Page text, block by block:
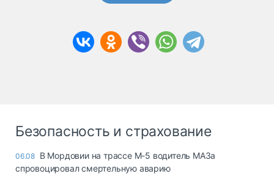
Безопасность и страхование
06.08 В Мордовии на трассе М-5 водитель МАЗа
спровоцировал смертельную аварию